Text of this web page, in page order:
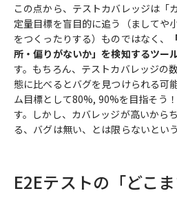
この点から、テストカバレッジは「
定量目標を盲目的に追う（ましてや
をつくったりする）ものではなく、
所・偏りがないか」を検知するツー
す。もちろん、テストカバレッジの
態に比べるとバグを見つけられる可
ム目標として80%, 90%を目指そう
す。しかし、カバレッジが高いから
る、バグは無い、とは限らないとい
E2Eテストの「どこ